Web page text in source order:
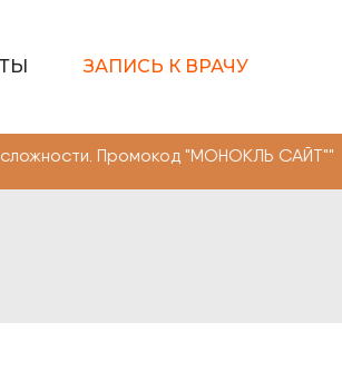
ЗАПИСЬ К ВРАЧУ
"МОНОКЛЬ САЙТ"" -